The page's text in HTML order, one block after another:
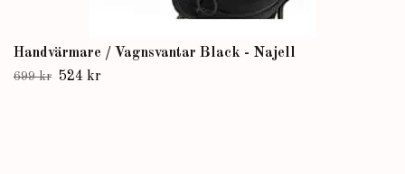
Handvärmare / Vagnsvantar Black - Najell
699 kr 524 kr